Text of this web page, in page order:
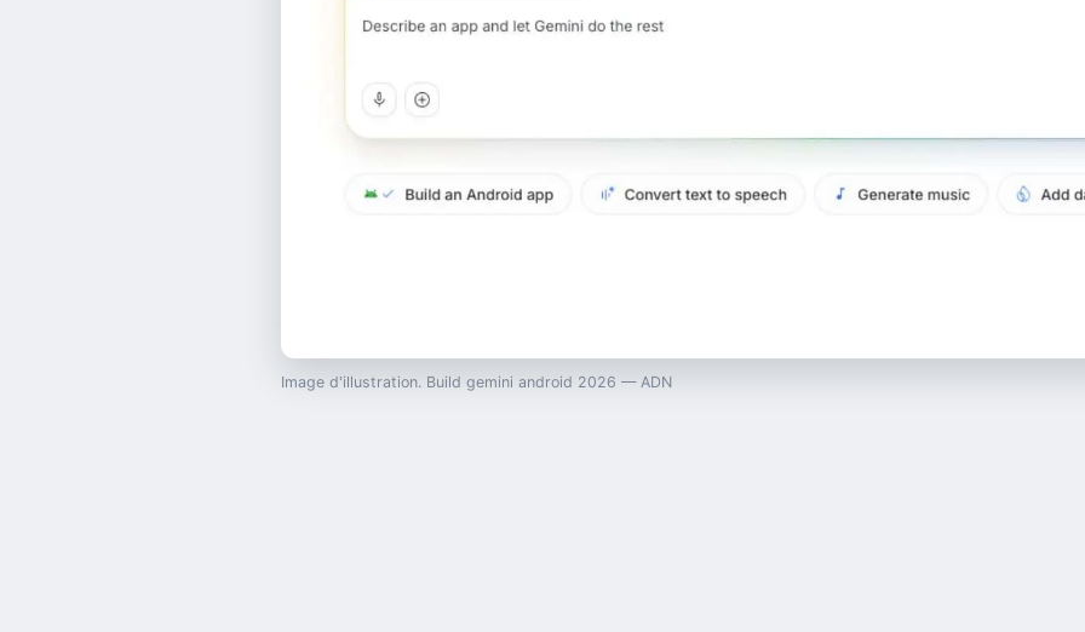
Image d'illustration. Build gemini android 2026 — ADN